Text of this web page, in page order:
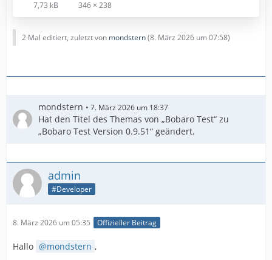
7,73 kB 346 × 238
2 Mal editiert, zuletzt von mondstern(8. März 2026 um 07:58)
mondstern 7. März 2026 um 18:37
Hat den Titel des Themas von „Bobaro Test“ zu
„Bobaro Test Version 0.9.51“ geändert.
admin
#Developer
8. März 2026 um 05:35 Offizieller Beitrag
Hallo mondstern ,